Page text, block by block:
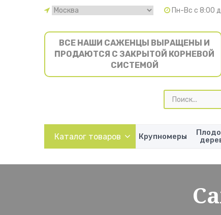
Пн-Вс с 8:00
ВСЕ НАШИ САЖЕНЦЫ ВЫРАЩЕНЫ И
ПРОДАЮТСЯ С ЗАКРЫТОЙ КОРНЕВОЙ
СИСТЕМОЙ
Поиск
товаров
Каталог товаров Крупномеры